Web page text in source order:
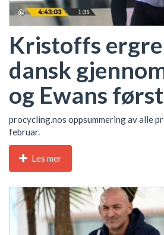
Kristoffs
dansk
og Ewans
procycling.nos oppsummering av alle
februar.
Les mer